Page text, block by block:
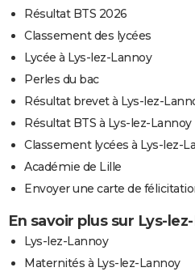
Résultat BTS 2026
Classement des lycées
Lycée à Lys-lez-Lannoy
Perles du bac
Résultat brevet à Lys-lez-
Résultat BTS à Lys-lez-Lannoy
Classement lycées à Lys-lez-
Académie de Lille
Envoyer une carte de
En savoir plus sur Lys-
Lys-lez-Lannoy
Maternités à Lys-lez-Lannoy